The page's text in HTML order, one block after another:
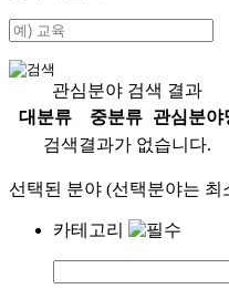
관심분야 검색 결과
대분류
중분류
관심분야
검색결과가 없습니다.
선택된 분야 (선택분야는
카테고리